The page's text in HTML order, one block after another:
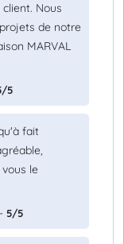
Nous
de notre
MARVAL
5
fait
le
5/5